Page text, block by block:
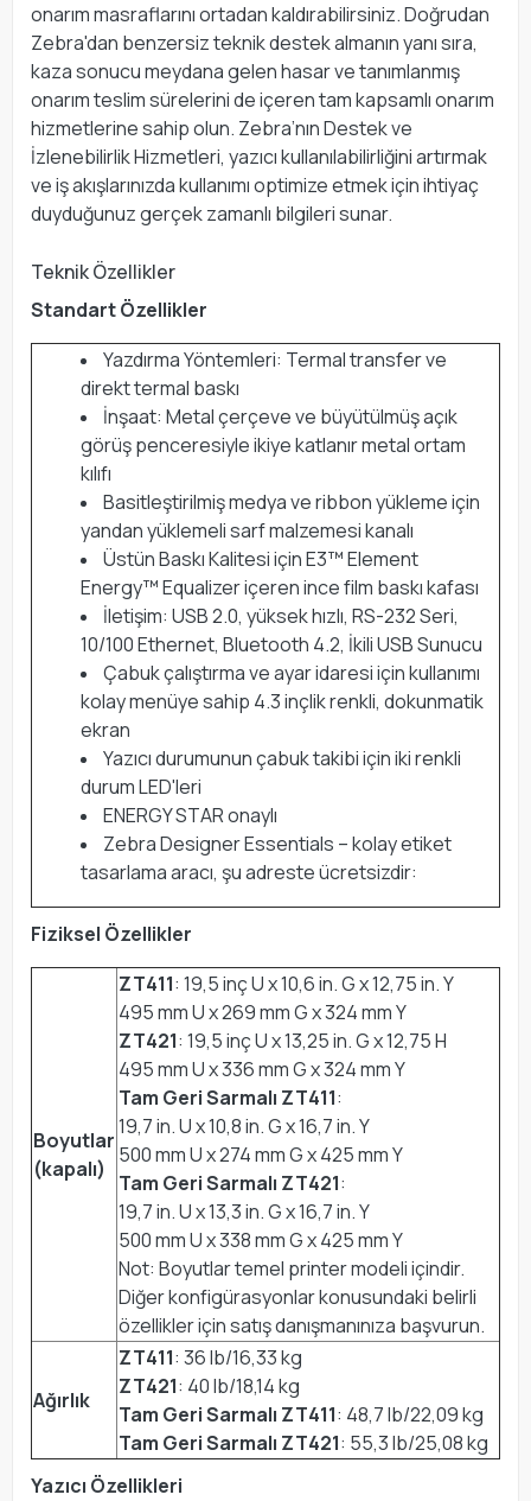
onarım masraflarını ortadan kaldırabilirsiniz. Doğrudan
Zebra'dan benzersiz teknik destek almanın yanı sıra,
kaza sonucu meydana gelen hasar ve tanımlanmış
onarım teslim sürelerini de içeren tam kapsamlı onarım
hizmetlerine sahip olun. Zebra’nın Destek ve
İzlenebilirlik Hizmetleri, yazıcı kullanılabilirliğini artırmak
ve iş akışlarınızda kullanımı optimize etmek için ihtiyaç
duyduğunuz gerçek zamanlı bilgileri sunar.
Teknik Özellikler
Standart Özellikler
Yazdırma Yöntemleri: Termal transfer ve
direkt termal baskı
İnşaat: Metal çerçeve ve büyütülmüş açık
görüş penceresiyle ikiye katlanır metal ortam
kılıfı
Basitleştirilmiş medya ve ribbon yükleme için
yandan yüklemeli sarf malzemesi kanalı
Üstün Baskı Kalitesi için E3™ Element
Energy™ Equalizer içeren ince film baskı kafası
İletişim: USB 2.0, yüksek hızlı, RS-232 Seri,
10/100 Ethernet, Bluetooth 4.2, İkili USB Sunucu
Çabuk çalıştırma ve ayar idaresi için kullanımı
kolay menüye sahip 4.3 inçlik renkli, dokunmatik
ekran
Yazıcı durumunun çabuk takibi için iki renkli
durum LED'leri
ENERGY STAR onaylı
Zebra Designer Essentials – kolay etiket
tasarlama aracı, şu adreste ücretsizdir:
Fiziksel Özellikler
Boyutlar
(kapalı)
ZT411: 19,5 inç U x 10,6 in. G x 12,75 in. Y
495 mm U x 269 mm G x 324 mm Y
ZT421: 19,5 inç U x 13,25 in. G x 12,75 H
495 mm U x 336 mm G x 324 mm Y
Tam Geri Sarmalı ZT411:
19,7 in. U x 10,8 in. G x 16,7 in. Y
500 mm U x 274 mm G x 425 mm Y
Tam Geri Sarmalı ZT421:
19,7 in. U x 13,3 in. G x 16,7 in. Y
500 mm U x 338 mm G x 425 mm Y
Not: Boyutlar temel printer modeli içindir.
Diğer konfigürasyonlar konusundaki belirli
özellikler için satış danışmanınıza başvurun.
Ağırlık
ZT411: 36 lb/16,33 kg
ZT421: 40 lb/18,14 kg
Tam Geri Sarmalı ZT411: 48,7 lb/22,09 kg
Tam Geri Sarmalı ZT421: 55,3 lb/25,08 kg
Yazıcı Özellikleri